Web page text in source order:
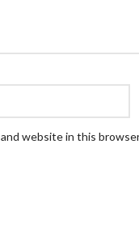
and website in this